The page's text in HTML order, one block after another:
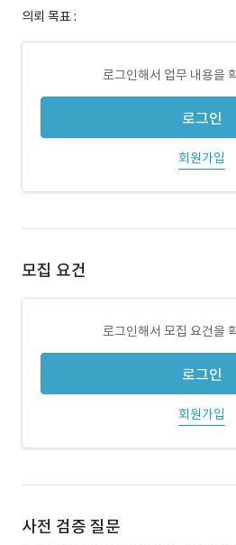
의뢰 목표 :
로그인해서 업무 내용을
로그인
회원가입
모집 요건
로그인해서 모집 요건을
로그인
회원가입
사전 검증 질문